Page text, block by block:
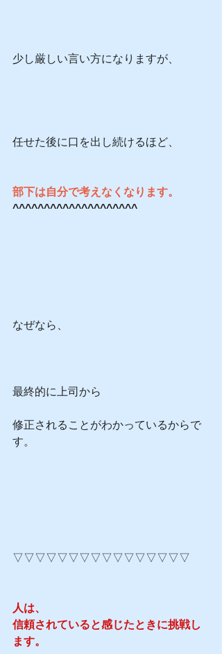
少し厳しい言い方になりますが、
任せた後に口を出し続けるほど、
部下は自分で考えなくなります。
^^^^^^^^^^^^^^^^^^^^
なぜなら、
最終的に上司から
修正されることがわかっているからで
す。
▽▽▽▽▽▽▽▽▽▽▽▽▽▽▽▽
人は、
信頼されていると感じたときに挑戦し
ます。